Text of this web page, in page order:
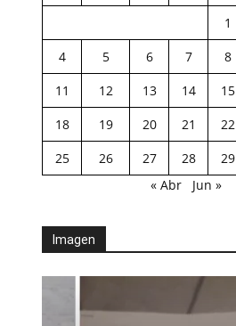
1
4
5 6 7 8
11
12 13 14 15
18
19 20 21 22
25
26 27 28 29
« Abr
Jun »
Imagen